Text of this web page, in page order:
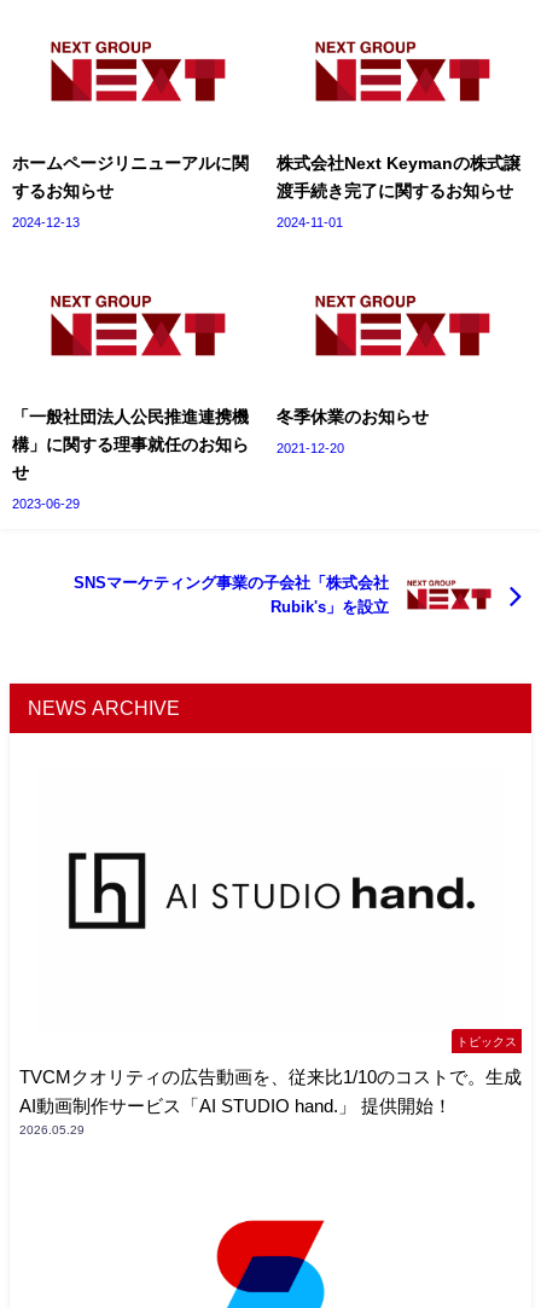
ホームページリニューアルに関
するお知らせ
2024-12-13
株式会社Next Keymanの株式譲
渡手続き完了に関するお知らせ
2024-11-01
「一般社団法人公民推進連携機
構」に関する理事就任のお知ら
せ
2023-06-29
冬季休業のお知らせ
2021-12-20
SNSマーケティング事業の子会社「株式会社
Rubik's」を設立
NEWS ARCHIVE
トピックス
TVCMクオリティの広告動画を、従来比1/10のコストで。生成
AI動画制作サービス「AI STUDIO hand.」 提供開始！
2026.05.29